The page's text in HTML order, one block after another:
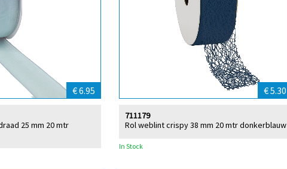
€ 6.95
25 mm 20 mtr
€ 5.30
Rol weblint crispy 38 mm 20 mtr donkerblauw
711179
In Stock